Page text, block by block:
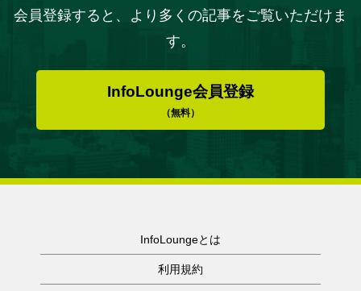
会員登録すると、より多くの記事をご覧いただけま
す。
InfoLounge会員登録
（無料）
InfoLoungeとは
利用規約